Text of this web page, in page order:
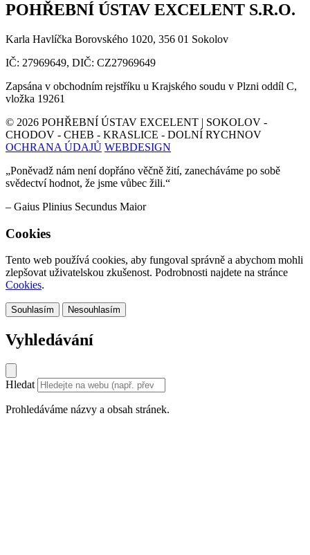
POHŘEBNÍ ÚSTAV EXCELENT S.R.O.
Karla Havlíčka Borovského 1020, 356 01 Sokolov
IČ: 27969649, DIČ: CZ27969649
Zapsána v obchodním rejstříku u Krajského soudu v Plzni oddíl C,
vložka 19261
© 2026 POHŘEBNÍ ÚSTAV EXCELENT | SOKOLOV -
CHODOV - CHEB - KRASLICE - DOLNÍ RYCHNOV
OCHRANA ÚDAJŮ WEBDESIGN
„Poněvadž nám není dopřáno věčně žití, zanecháváme po sobě
svědectví hodnot, že jsme vůbec žili.“
– Gaius Plinius Secundus Maior
Cookies
Tento web používá cookies, aby fungoval správně a abychom mohli
zlepšovat uživatelskou zkušenost. Podrobnosti najdete na stránce
Cookies.
Souhlasím Nesouhlasím
Vyhledávání
Hledat
Prohledáváme názvy a obsah stránek.